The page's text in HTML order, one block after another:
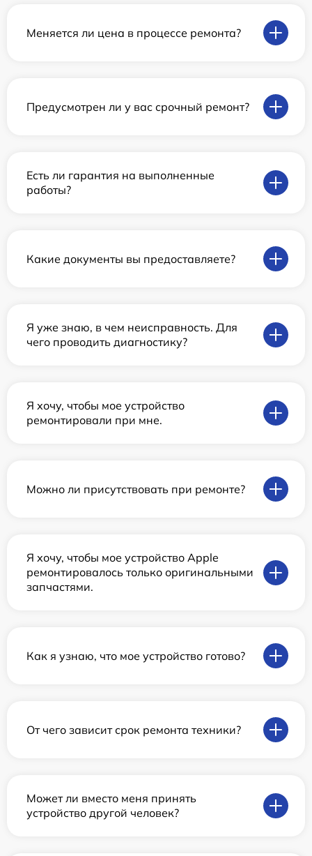
Меняется ли цена в процессе ремонта?
Предусмотрен ли у вас срочный ремонт?
Есть ли гарантия на выполненные
работы?
Какие документы вы предоставляете?
Я уже знаю, в чем неисправность. Для
чего проводить диагностику?
Я хочу, чтобы мое устройство
ремонтировали при мне.
Можно ли присутствовать при ремонте?
Я хочу, чтобы мое устройство Apple
ремонтировалось только оригинальными
запчастями.
Как я узнаю, что мое устройство готово?
От чего зависит срок ремонта техники?
Может ли вместо меня принять
устройство другой человек?